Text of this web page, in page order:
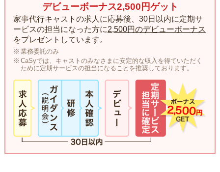
デビューボーナス2,500円ゲット
家事代行キャストの求人に応募後、30日以内に定期サ
ービスの担当になった方に2,500円のデビューボーナス
をプレゼント しています。
業務委託のみ
CaSyでは、キャストのみなさまに安定的な収入を得ていただく
ために定期サービスの担当になることを推奨しております。